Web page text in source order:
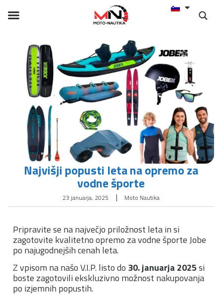
Najvišji popusti leta na opremo za
vodne športe
23 januarja, 2025 Moto Nautika
Pripravite se na največjo priložnost leta in si
zagotovite kvalitetno opremo za vodne športe Jobe
po najugodnejših cenah leta.
Z vpisom na našo V.I.P. listo do 30. januarja 2025si
boste zagotovili ekskluzivno možnost nakupovanja
po izjemnih popustih.